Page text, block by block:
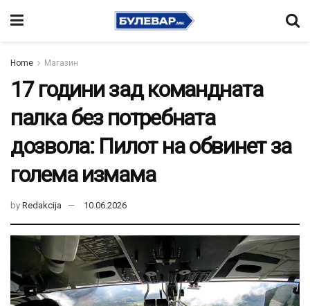
Home Магазин
17 години зад командната
палка без потребната
дозвола: Пилот на обвинет за
голема измама
by Redakcija 10.06.2026